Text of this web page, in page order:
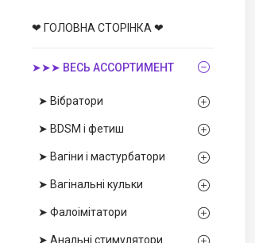
❤ ГОЛОВНА СТОРІНКА ❤
➤➤➤ ВЕСЬ АССОРТИМЕНТ
➤ Вібратори
➤ BDSM і фетиш
➤ Вагіни і мастурбатори
➤ Вагінальні кульки
➤ Фалоімітатори
➤ Анальні стимулятори